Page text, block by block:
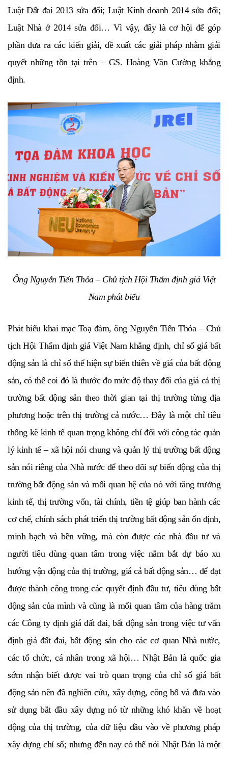
Luật Đất đai 2013 sửa đổi; Luật Kinh doanh 2014 sửa đổi;
Luật Nhà ở 2014 sửa đổi… Vì vậy, đây là cơ hội để góp
phần đưa ra các kiến giải, đề xuất các giải pháp nhằm giải
quyết những tồn tại trên – GS. Hoàng Văn Cường khẳng
định.
Ông Nguyễn Tiến Thỏa – Chủ tịch Hội Thẩm định giá Việt
Nam phát biểu
Phát biểu khai mạc Toạ đàm, ông Nguyễn Tiến Thỏa – Chủ
tịch Hội Thẩm định giá Việt Nam khẳng định, chỉ số giá bất
động sản là chỉ số thể hiện sự biến thiên về giá của bất động
sản, có thể coi đó là thước đo mức độ thay đổi của giá cả thị
trường bất động sản theo thời gian tại thị trường từng địa
phương hoặc trên thị trường cả nước… Đây là một chỉ tiêu
thống kê kinh tế quan trọng không chỉ đối với công tác quản
lý kinh tế – xã hội nói chung và quản lý thị trường bất động
sản nói riêng của Nhà nước để theo dõi sự biến động của thị
trường bất động sản và mối quan hệ của nó với tăng trưởng
kinh tế, thị trường vốn, tài chính, tiền tệ giúp ban hành các
cơ chế, chính sách phát triển thị trường bất động sản ổn định,
minh bạch và bền vững, mà còn được các nhà đầu tư và
người tiêu dùng quan tâm trong việc nắm bắt dự báo xu
hướng vận động của thị trường, giá cả bất động sản… để đạt
được thành công trong các quyết định đầu tư, tiêu dùng bất
động sản của mình và cũng là mối quan tâm của hàng trăm
các Công ty định giá đất đai, bất động sản trong việc tư vấn
định giá đất đai, bất động sản cho các cơ quan Nhà nước,
các tổ chức, cá nhân trong xã hội… Nhật Bản là quốc gia
sớm nhận biết được vai trò quan trọng của chỉ số giá bất
động sản nên đã nghiên cứu, xây dựng, công bố và đưa vào
sử dụng bắt đầu xây dựng nó từ những khó khăn về hoạt
động của thị trường, của dữ liệu đầu vào về phương pháp
xây dựng chỉ số; nhưng đến nay có thể nói Nhật Bản là một